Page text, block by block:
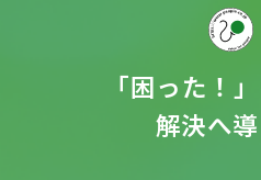
「困った！
解決へ